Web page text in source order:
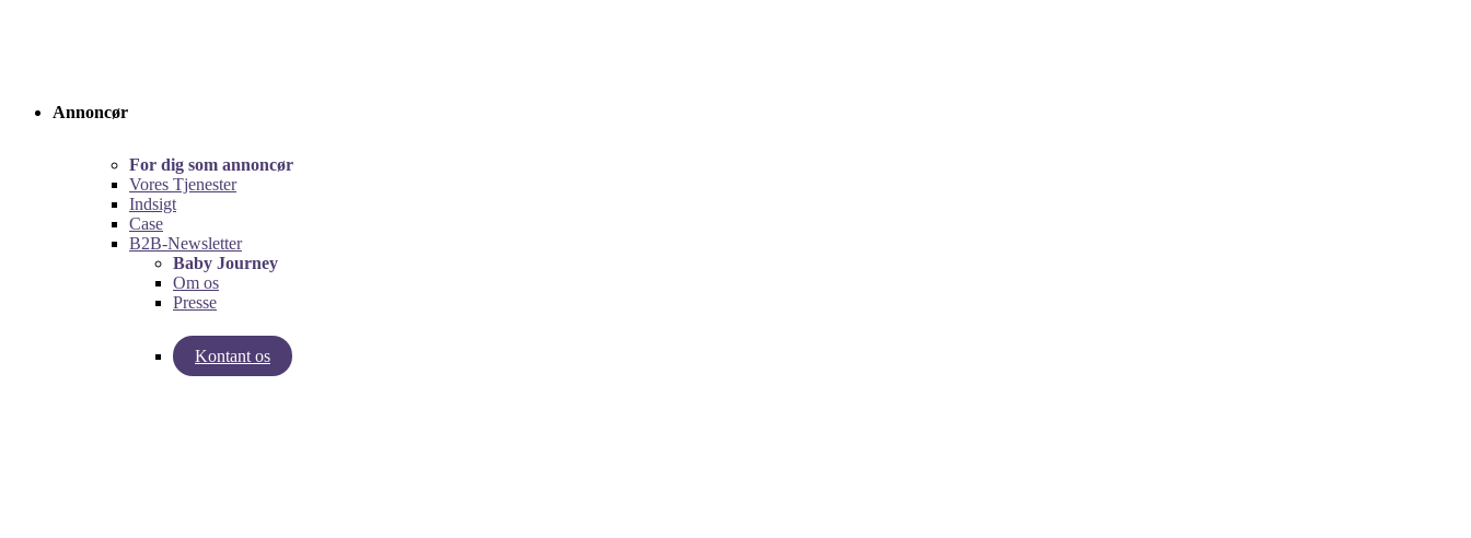
Annoncør
For dig som annoncør
Vores Tjenester
Indsigt
Case
B2B-Newsletter
Baby Journey
Om os
Presse
Kontant os